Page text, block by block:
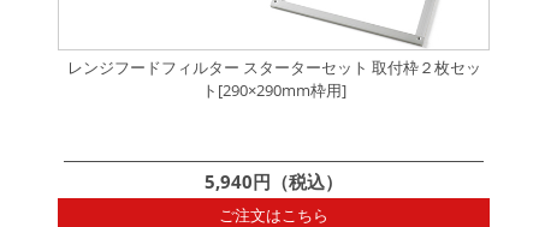
レンジフードフィルター スターターセット 取付枠２枚セッ
ト[290×290mm枠用]
5,940円（税込）
ご注文はこちら